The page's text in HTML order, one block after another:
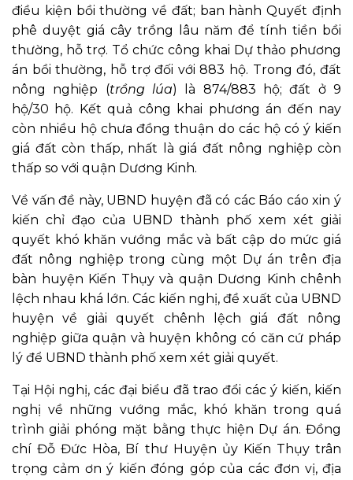
điều kiện bồi thường về đất; ban hành Quyết định
phê duyệt giá cây trồng lâu năm để tính tiền bồi
thường, hỗ trợ. Tổ chức công khai Dự thảo phương
án bồi thường, hỗ trợ đối với 883 hộ. Trong đó, đất
nông nghiệp (trồng lúa) là 874/883 hộ; đất ở 9
hộ/30 hộ. Kết quả công khai phương án đến nay
còn nhiều hộ chưa đồng thuận do các hộ có ý kiến
giá đất còn thấp, nhất là giá đất nông nghiệp còn
thấp so với quận Dương Kinh.
Về vấn đề này, UBND huyện đã có các Báo cáo xin ý
kiến chỉ đạo của UBND thành phố xem xét giải
quyết khó khăn vướng mắc và bất cập do mức giá
đất nông nghiệp trong cùng một Dự án trên địa
bàn huyện Kiến Thụy và quận Dương Kinh chênh
lệch nhau khá lớn. Các kiến nghị, đề xuất của UBND
huyện về giải quyết chênh lệch giá đất nông
nghiệp giữa quận và huyện không có căn cứ pháp
lý để UBND thành phố xem xét giải quyết.
Tại Hội nghị, các đại biểu đã trao đổi các ý kiến, kiến
nghị về những vướng mắc, khó khăn trong quá
trình giải phóng mặt bằng thực hiện Dự án. Đồng
chí Đỗ Đức Hòa, Bí thư Huyện ủy Kiến Thụy trân
trọng cảm ơn ý kiến đóng góp của các đơn vị, địa